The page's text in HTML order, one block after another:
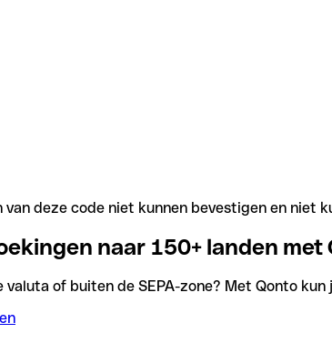
deze code niet kunnen bevestigen en niet
naar 150+ landen met
of buiten de SEPA-zone? Met Qonto